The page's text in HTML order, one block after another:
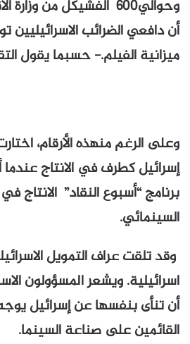
وحوالي600 ألفشيكل من
أن دافعي الضرائب الاسرائيليين
ميزانية الفيلم.- حسبما يقول
وعلى الرغم منهذه الأرقام،
إسرائيل كطرف في الانتاج
برنامج “أسبوع النقاد” الانتاج
السينمائي.
وقد تلقت عراف التمويل
اسرائيلية. ويشعر المسؤولون
أن تنأى بنفسها عن إسرائيل
القائمين على صناعة السينما.